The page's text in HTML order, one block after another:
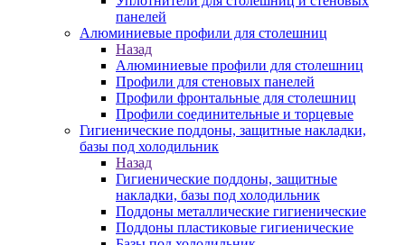
панелей
Алюминиевые профили для столешниц
Назад
Алюминиевые профили для столешниц
Профили для стеновых панелей
Профили фронтальные для столешниц
Профили соединительные и торцевые
Гигиенические поддоны, защитные накладки,
базы под холодильник
Назад
Гигиенические поддоны, защитные
накладки, базы под холодильник
Поддоны металлические гигиенические
Поддоны пластиковые гигиенические